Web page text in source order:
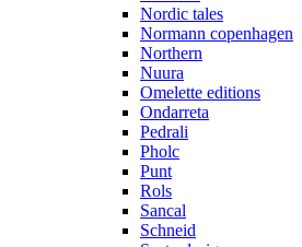
Nordic tales
Normann copenhagen
Northern
Nuura
Omelette editions
Ondarreta
Pedrali
Pholc
Punt
Rols
Sancal
Schneid